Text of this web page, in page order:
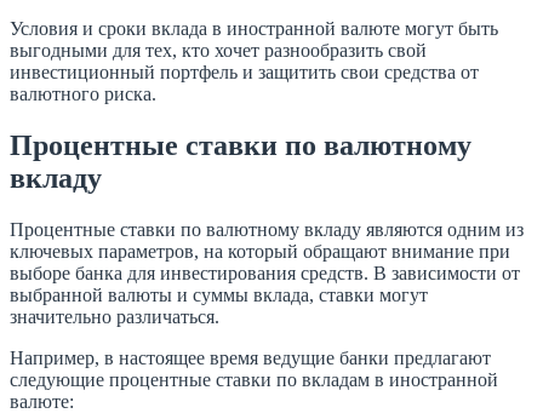
Условия и сроки вклада в иностранной валюте могут быть
выгодными для тех, кто хочет разнообразить свой
инвестиционный портфель и защитить свои средства от
валютного риска.
Процентные ставки по валютному
вкладу
Процентные ставки по валютному вкладу являются одним из
ключевых параметров, на который обращают внимание при
выборе банка для инвестирования средств. В зависимости от
выбранной валюты и суммы вклада, ставки могут
значительно различаться.
Например, в настоящее время ведущие банки предлагают
следующие процентные ставки по вкладам в иностранной
валюте: